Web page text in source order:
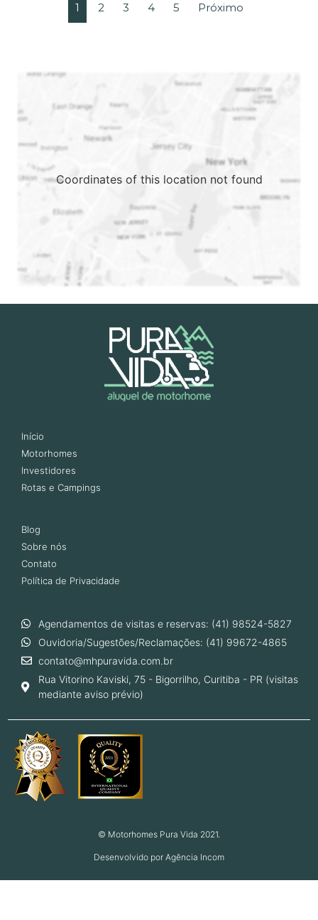
1 2 3 4 5 Próximo
Coordinates of this location not found
Início
Motorhomes
Investidores
Rotas e Campings
Blog
Sobre nós
Contato
Política de Privacidade
Agendamentos de visitas e reservas: (41) 98524-5827
Ouvidoria/Sugestões/Reclamações: (41) 99672-4865
contato@mhpuravida.com.br
Rua Vitorino Kaviski, 75 - Bigorrilho, Curitiba - PR (visitas
mediante aviso prévio)
© Motorhomes Pura Vida 2021.
Desenvolvido por Agência Incom